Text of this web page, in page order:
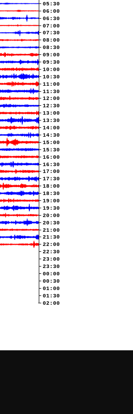
05:30
06:00
06:30
07:00
07:30
08:00
08:30
09:00
09:30
10:00
10:30
11:00
11:30
12:00
12:30
13:00
13:30
14:00
14:30
15:00
15:30
16:00
16:30
17:00
17:30
18:00
18:30
19:00
19:30
20:00
20:30
21:00
21:30
22:00
22:30
23:00
23:30
00:00
00:30
01:00
01:30
02:00